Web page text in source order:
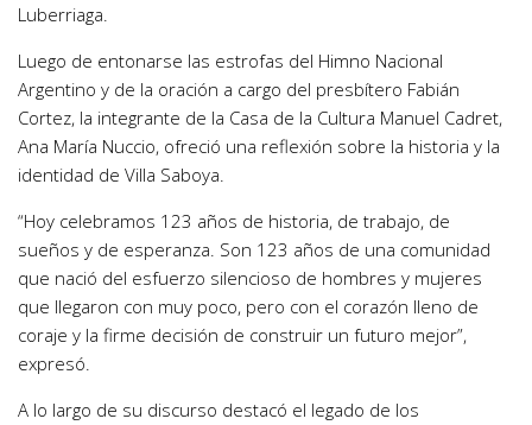
Luberriaga.
Luego de entonarse las estrofas del Himno Nacional
Argentino y de la oración a cargo del presbítero Fabián
Cortez, la integrante de la Casa de la Cultura Manuel Cadret,
Ana María Nuccio, ofreció una reflexión sobre la historia y la
identidad de Villa Saboya.
“Hoy celebramos 123 años de historia, de trabajo, de
sueños y de esperanza. Son 123 años de una comunidad
que nació del esfuerzo silencioso de hombres y mujeres
que llegaron con muy poco, pero con el corazón lleno de
coraje y la firme decisión de construir un futuro mejor”,
expresó.
A lo largo de su discurso destacó el legado de los